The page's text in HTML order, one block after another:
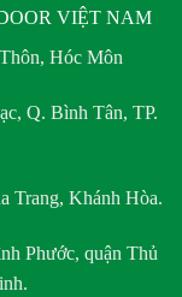
VIỆT NAM
Hóc Môn
Q. Bình Tân, TP.
Trang, Khánh Hòa.
Phước, quận Thủ